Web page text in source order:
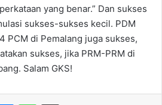
yang benar.” Dan sukses
sukses-sukses kecil. PDM
PCM di Pemalang juga sukses,
sukses, jika PRM-PRM di
Salam GKS!